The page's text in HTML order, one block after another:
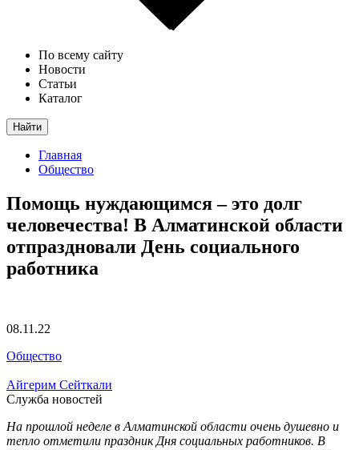
По всему сайту
Новости
Статьи
Каталог
Найти
Главная
Общество
Помощь нуждающимся – это долг
человечества! В Алматинской области
отпраздновали День социального
работника
08.11.22
Общество
Айгерим Сейткали
Служба новостей
На прошлой неделе в Алматинской области очень душевно и
тепло отметили праздник Дня социальных работников. В